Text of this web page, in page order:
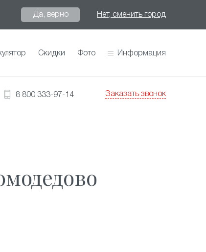
Да, верно Нет, сменить город
Скидки Фото Информация
8 800 333-97-14 Заказать звонок